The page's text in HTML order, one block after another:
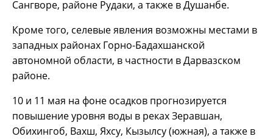
Сангворе, районе Рудаки, а также в Душанбе.
Кроме того, селевые явления возможны местами в
западных районах Горно-Бадахшанской
автономной области, в частности в Дарвазском
районе.
10 и 11 мая на фоне осадков прогнозируется
повышение уровня воды в реках Зеравшан,
Обихингоб, Вахш, Яхсу, Кызылсу (южная), а также в